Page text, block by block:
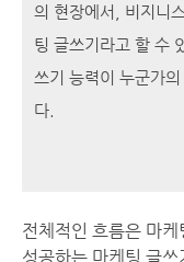
의 현장에서, 비지니
팅 글쓰기라고 할 수
쓰기 능력이 누군가
다.
전체적인 흐름은 마
성공하는 마케팅 글